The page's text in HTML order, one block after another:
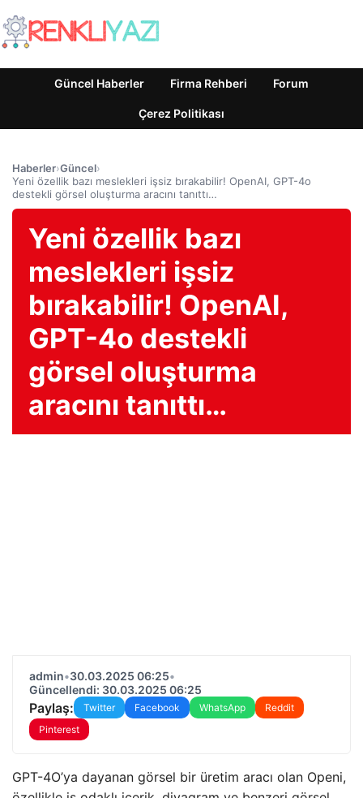
Güncel Haberler Firma Rehberi Forum
Çerez Politikası
Haberler›Güncel›
Yeni özellik bazı meslekleri işsiz bırakabilir! OpenAI, GPT-4o
destekli görsel oluşturma aracını tanıttı…
Yeni özellik bazı
meslekleri işsiz
bırakabilir! OpenAI,
GPT-4o destekli
görsel oluşturma
aracını tanıttı…
admin•30.03.2025 06:25•
Güncellendi: 30.03.2025 06:25
Paylaş: Twitter Facebook WhatsApp
Reddit
Pinterest
GPT-4O’ya dayanan görsel bir üretim aracı olan Openi,